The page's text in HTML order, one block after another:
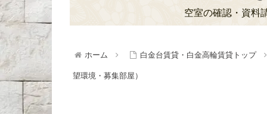
空室の確認・資料
ホーム 白金台賃貸・白金高輪賃貸トップ
望環境・募集部屋）